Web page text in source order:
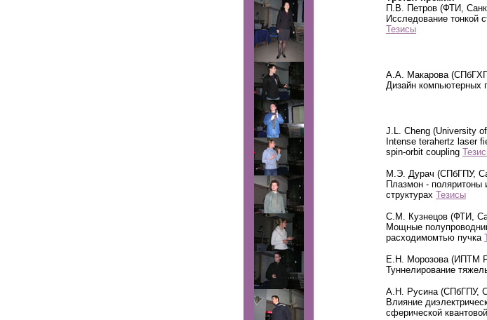
П.В. Петров (ФТИ,
Исследование тонкой
Тезисы
А.А. Макарова
Дизайн компьютерных
J.L. Cheng (University
Intense terahertz laser
spin-orbit coupling
М.Э. Дурач (СПбГПУ,
Плазмон - поляритоны
структурах Тезисы
С.М. Кузнецов (ФТИ,
Мощные
расходимомтью пучка
Е.Н. Морозова (ИПТМ
Туннелирование
А.Н. Русина (СПбГПУ,
Влияние
сферической